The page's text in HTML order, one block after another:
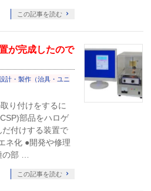
この記事を読む
が完成したので
計・製作（治具・ユニ
り付けをするに
部品をハロゲ
付けする装置で
化 ●開発や修理
部 …
この記事を読む